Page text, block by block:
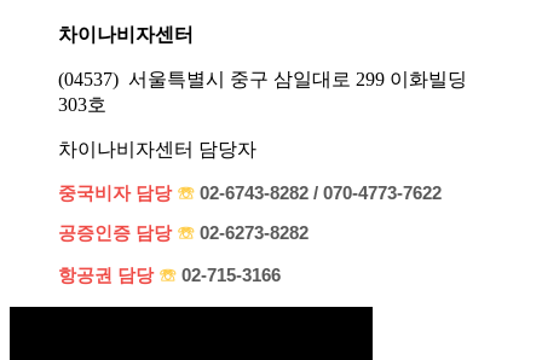
차이나비자센터
(04537) 서울특별시 중구 삼일대로 299 이화빌딩
303호
차이나비자센터 담당자
중국비자 담당 ☏ 02-6743-8282 / 070-4773-7622
공증인증 담당 ☏ 02-6273-8282
항공권 담당 ☏ 02-715-3166